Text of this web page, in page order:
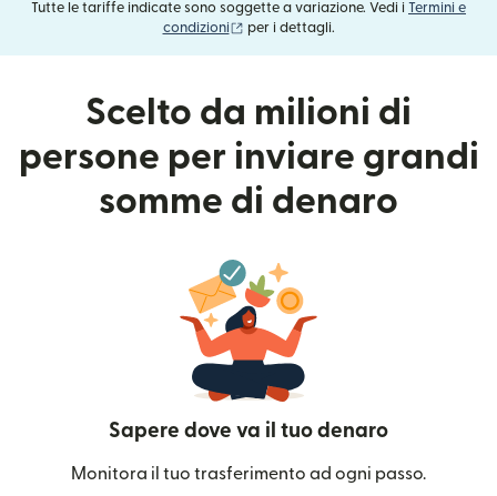
Tutte le tariffe indicate sono soggette a variazione. Vedi i Termini e
condizioni
(si apre in una nuova finestra)
per i dettagli.
Scelto da milioni di
persone per inviare grandi
somme di denaro
Sapere dove va il tuo denaro
Monitora il tuo trasferimento ad ogni passo.